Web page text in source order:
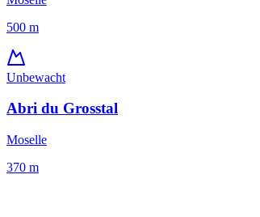
500 m
Unbewacht
Abri du Grosstal
Moselle
370 m